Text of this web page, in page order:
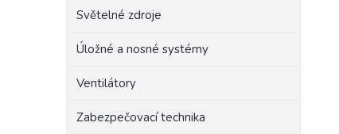
Světelné zdroje
Úložné a nosné systémy
Ventilátory
Zabezpečovací technika